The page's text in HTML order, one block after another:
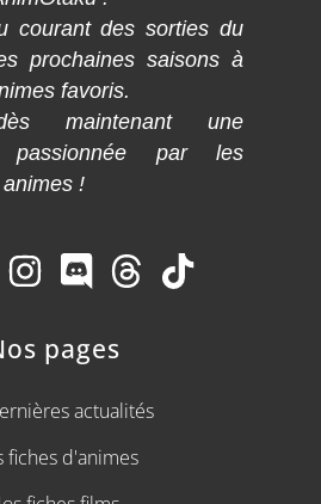
courant des sorties du
prochaines saisons à
favoris.
maintenant une
passionnée par les
!
pages
actualités
fiches d'animes